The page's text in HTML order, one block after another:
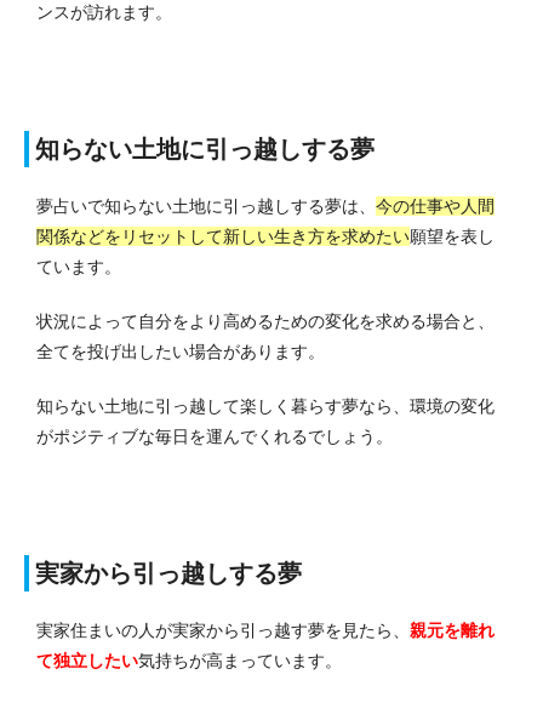
ンスが訪れます。
知らない土地に引っ越しする夢
夢占いで知らない土地に引っ越しする夢は、 今の仕事や人間
関係などをリセットして新しい生き方を求めたい願望を表し
ています。
状況によって自分をより高めるための変化を求める場合と、
全てを投げ出したい場合があります。
知らない土地に引っ越して楽しく暮らす夢なら、環境の変化
がポジティブな毎日を運んでくれるでしょう。
実家から引っ越しする夢
実家住まいの人が実家から引っ越す夢を見たら、 親元を離れ
て独立したい気持ちが高まっています。